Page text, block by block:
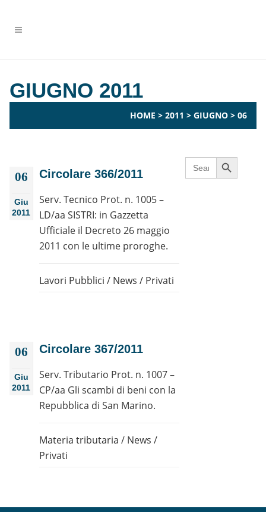
GIUGNO 2011
HOME > 2011 > GIUGNO > 06
06
Giu
2011
Circolare 366/2011
Serv. Tecnico Prot. n. 1005 –
LD/aa SISTRI: in Gazzetta
Ufficiale il Decreto 26 maggio
2011 con le ultime proroghe.
Lavori Pubblici / News / Privati
06
Giu
2011
Circolare 367/2011
Serv. Tributario Prot. n. 1007 –
CP/aa Gli scambi di beni con la
Repubblica di San Marino.
Materia tributaria / News /
Privati
Search
for:
Search Button